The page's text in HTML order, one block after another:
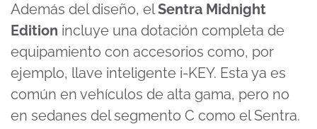
Además del diseño, elSentra Midnight
Edition incluye una dotación completa de
equipamiento con accesorios como, por
ejemplo, llave inteligente i-KEY. Esta ya es
común en vehículos de alta gama, pero no
en sedanes del segmento C como el Sentra.